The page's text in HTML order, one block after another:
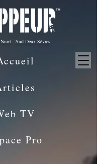
- Sud Deux-Sèvres
TV
Pro